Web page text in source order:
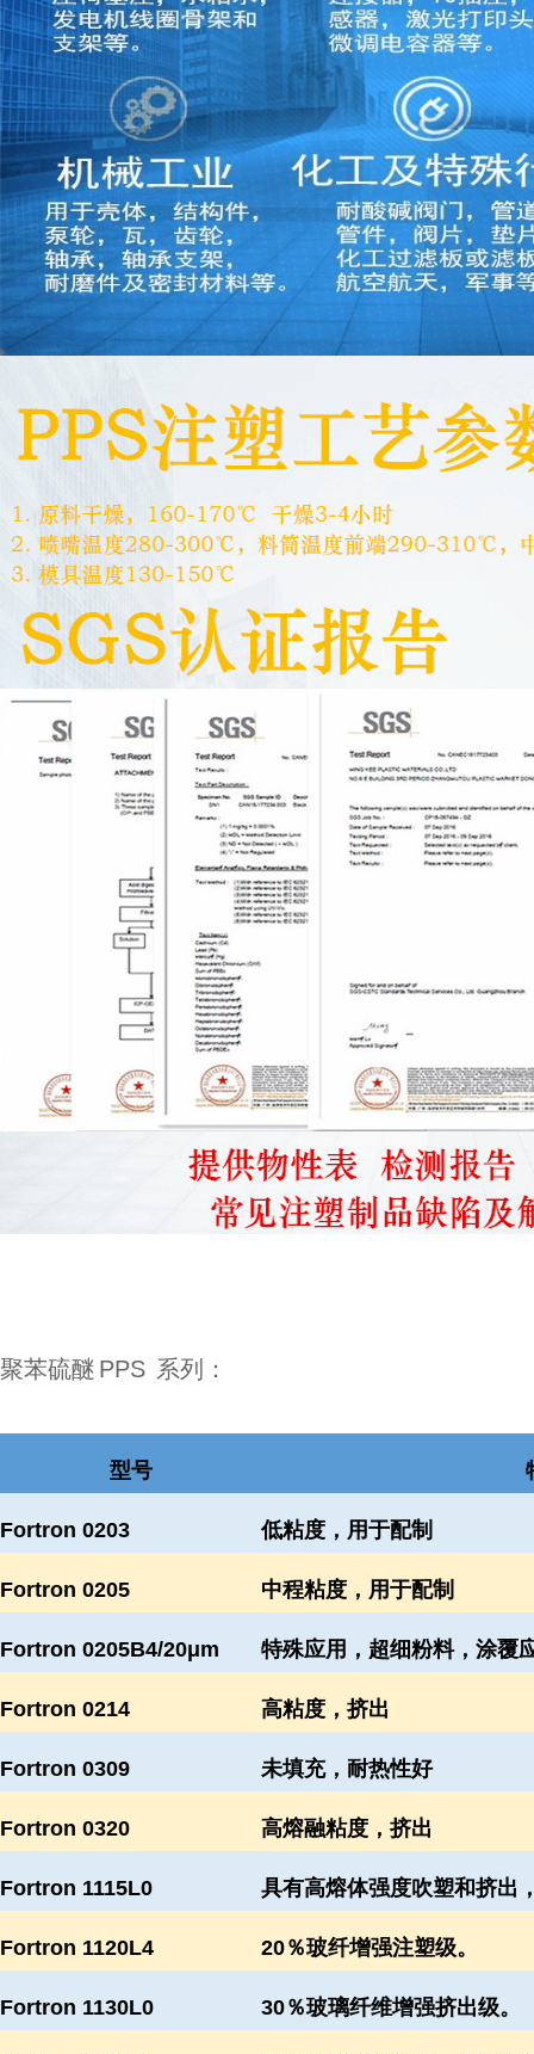
聚苯硫醚 PPS 系列：
型号
Fortron 0203 低粘度，用于配制
Fortron 0205 中程粘度，用于配制
Fortron 0205B4/20μm 特殊应用，超细粉料，涂覆
Fortron 0214 高粘度，挤出
Fortron 0309 未填充，耐热性好
Fortron 0320 高熔融粘度，挤出
Fortron 1115L0 具有高熔体强度吹塑和挤出
Fortron 1120L4 20％玻纤增强注塑级。
Fortron 1130L0 30％玻璃纤维增强挤出级。